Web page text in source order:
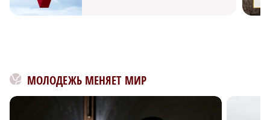
МОЛОДЕЖЬ МЕНЯЕТ МИР